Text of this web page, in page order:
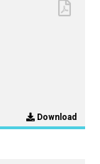
Download